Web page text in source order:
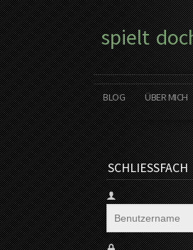
spielt
BLOG ÜBER MICH
SCHLIESSFACH